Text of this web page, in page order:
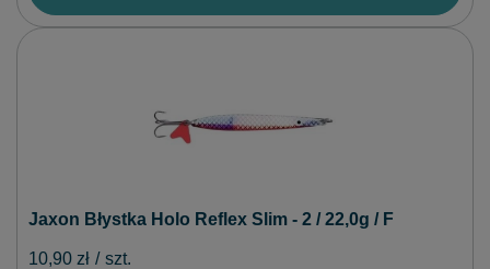
Jaxon Błystka Holo Reflex Slim - 2 / 22,0g / F
10,90 zł / szt.